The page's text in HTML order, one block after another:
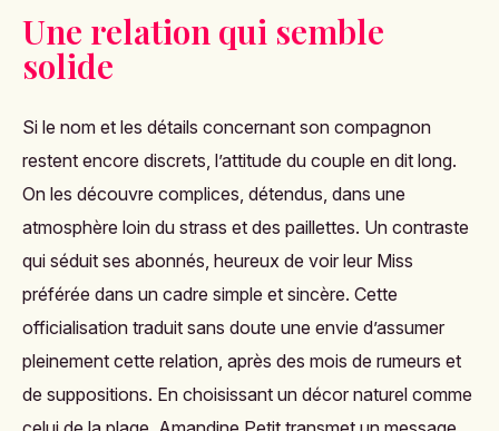
Une relation qui semble
solide
Si le nom et les détails concernant son compagnon
restent encore discrets, l’attitude du couple en dit long.
On les découvre complices, détendus, dans une
atmosphère loin du strass et des paillettes. Un contraste
qui séduit ses abonnés, heureux de voir leur Miss
préférée dans un cadre simple et sincère. Cette
officialisation traduit sans doute une envie d’assumer
pleinement cette relation, après des mois de rumeurs et
de suppositions. En choisissant un décor naturel comme